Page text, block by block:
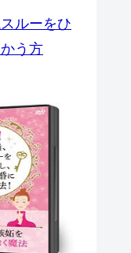
ルーをひ
う方